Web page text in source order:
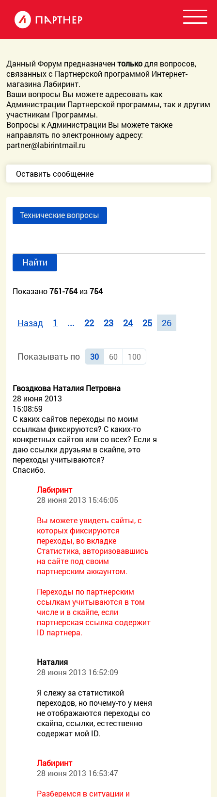
Данный Форум предназначентолькодля вопросов,
связанных с Партнерской программой Интернет-
магазина Лабиринт.
Ваши вопросы Вы можете адресовать как
Администрации Партнерской программы, так и другим
участникам Программы.
Вопросы к Администрации Вы можете также
направлять по электронному адресу:
partner@labirintmail.ru
Оставить сообщение
Технические вопросы
Найти
Показано751-754из754
Назад 1 ... 22 23 24 25 26
Показывать по 30 60 100
Гвоздкова Наталия Петровна
28 июня 2013
15:08:59
С каких сайтов переходы по моим
ссылкам фиксируются? С каких-то
конкретных сайтов или со всех? Если я
даю ссылки друзьям в скайпе, это
переходы учитываются?
Спасибо.
Лабиринт
28 июня 2013 15:46:05
Вы можете увидеть сайты, с
которых фиксируются
переходы, во вкладке
Статистика, авторизовавшись
на сайте под своим
партнерским аккаунтом.
Переходы по партнерским
ссылкам учитываются в том
числе и в скайпе, если
партнерская ссылка содержит
ID партнера.
Наталия
28 июня 2013 16:52:09
Я слежу за статистикой
переходов, но почему-то у меня
не отображаются переходы со
скайпа, ссылки, естественно
содержат мой ID.
Лабиринт
28 июня 2013 16:53:47
Разберемся в ситуации и